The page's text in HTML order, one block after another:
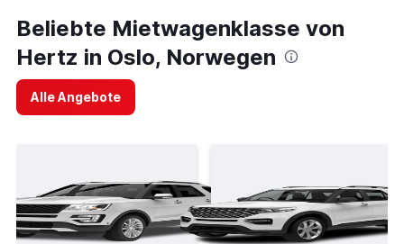
Beliebte Mietwagenklasse von
Hertz in Oslo, Norwegen
Alle Angebote